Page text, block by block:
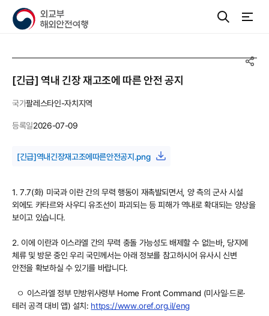
[긴급] 역내 긴장 재고조에 따른 안전 공지
국가팔레스타인-자치지역
등록일2026-07-09
[긴급]역내긴장재고조에따른안전공지.png
1. 7.7(화) 미국과 이란 간의 무력 행동이 재촉발되면서, 양 측의 군사 시설
외에도 카타르와 사우디 유조선이 파괴되는 등 피해가 역내로 확대되는 양상을
보이고 있습니다.
2. 이에 이란과 이스라엘 간의 무력 충돌 가능성도 배제할 수 없는바, 당지에
체류 및 방문 중인 우리 국민께서는 아래 정보를 참고하시어 유사시 신변
안전을 확보하실 수 있기를 바랍니다.
ㅇ 이스라엘 정부 민방위사령부 Home Front Command (미사일·드론·
테러 공격 대비 앱) 설치: https://www.oref.org.il/eng